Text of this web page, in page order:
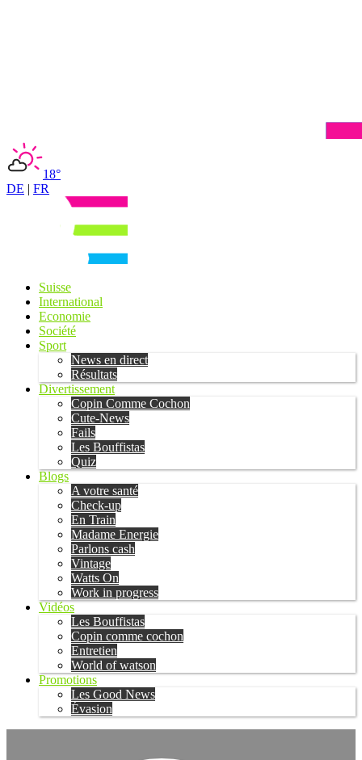
18°
DE | FR
Suisse
International
Economie
Société
Sport
News en direct
Résultats
Divertissement
Copin Comme Cochon
Cute-News
Fails
Les Bouffistas
Quiz
Blogs
A votre santé
Check-up
En Train
Madame Energie
Parlons cash
Vintage
Watts On
Work in progress
Vidéos
Les Bouffistas
Copin comme cochon
Entretien
World of watson
Promotions
Les Good News
Évasion